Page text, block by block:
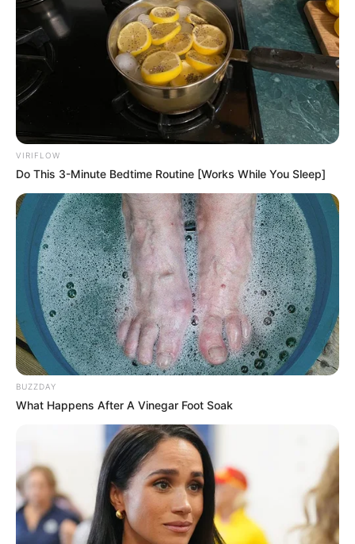
VIRIFLOW
Do This 3-Minute Bedtime Routine [Works While You Sleep]
BUZZDAY
What Happens After A Vinegar Foot Soak